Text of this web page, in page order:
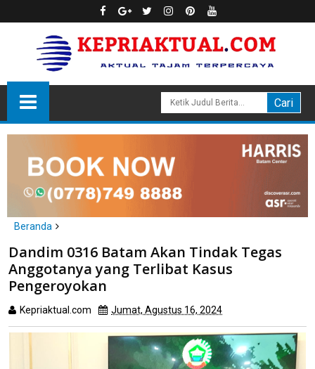
Beranda
Batam
Dandim 0316 Batam Akan Tindak Tegas Anggotanya yang
Terlibat Kasus Pengeroyokan
Dandim 0316 Batam Akan Tindak Tegas
Anggotanya yang Terlibat Kasus
Pengeroyokan
Kepriaktual.com Jumat, Agustus 16, 2024